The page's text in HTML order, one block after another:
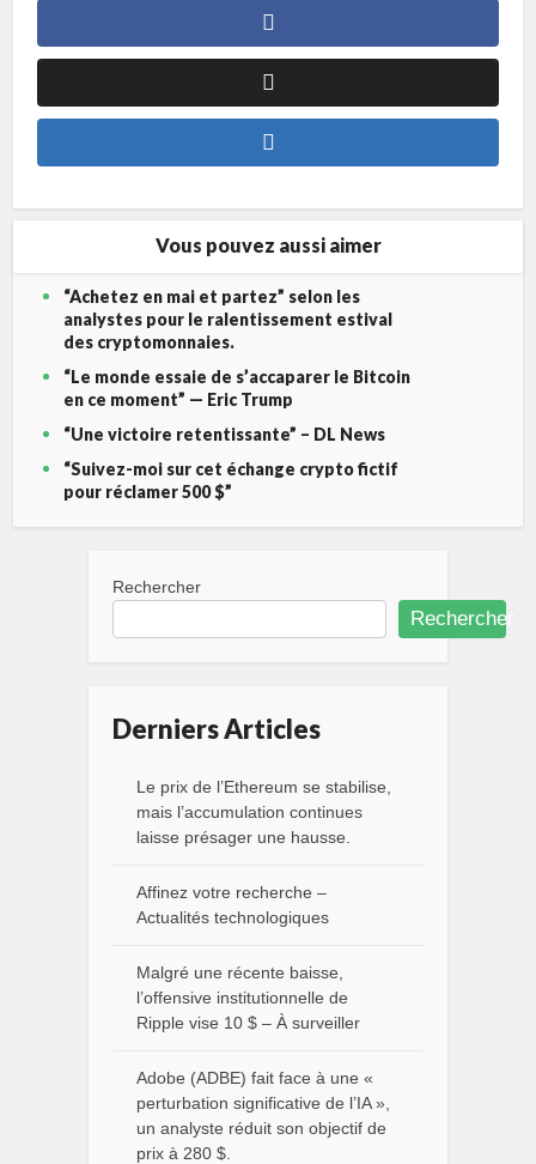
Vous pouvez aussi aimer
“Achetez en mai et partez” selon les
analystes pour le ralentissement estival
des cryptomonnaies.
“Le monde essaie de s’accaparer le Bitcoin
en ce moment” — Eric Trump
“Une victoire retentissante” – DL News
“Suivez-moi sur cet échange crypto fictif
pour réclamer 500 $”
Rechercher
Rechercher
Derniers Articles
Le prix de l’Ethereum se stabilise,
mais l’accumulation continues
laisse présager une hausse.
Affinez votre recherche –
Actualités technologiques
Malgré une récente baisse,
l’offensive institutionnelle de
Ripple vise 10 $ – À surveiller
Adobe (ADBE) fait face à une «
perturbation significative de l’IA »,
un analyste réduit son objectif de
prix à 280 $.